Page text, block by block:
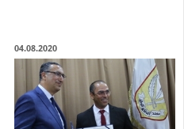
04.08.2020